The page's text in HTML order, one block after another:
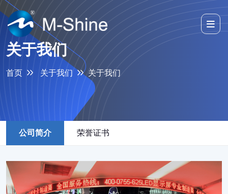
关于我们
首页 关于我们 关于我们
公司简介 荣誉证书